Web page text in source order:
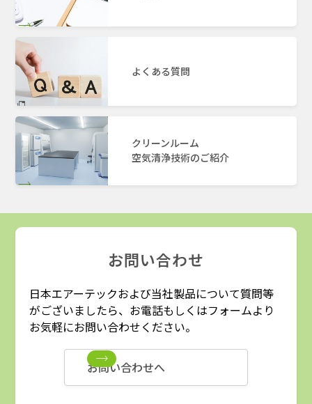
よくある質問
クリーンルーム
空気清浄技術のご紹介
お問い合わせ
日本エアーテックおよび当社製品について質問等
がございましたら、お電話もしくはフォームより
お気軽にお問い合わせください。
お問い合わせへ